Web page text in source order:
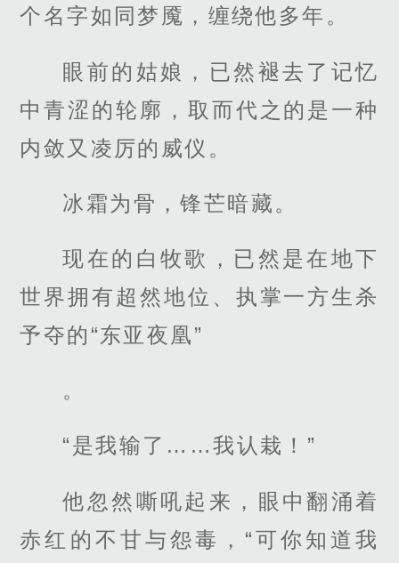
个名字如同梦魇，缠绕他多年。
眼前的姑娘，已然褪去了记忆
中青涩的轮廓，取而代之的是一种
内敛又凌厉的威仪。
冰霜为骨，锋芒暗藏。
现在的白牧歌，已然是在地下
世界拥有超然地位、执掌一方生杀
予夺的“东亚夜凰”
。
“是我输了……我认栽！”
他忽然嘶吼起来，眼中翻涌着
赤红的不甘与怨毒，“可你知道我